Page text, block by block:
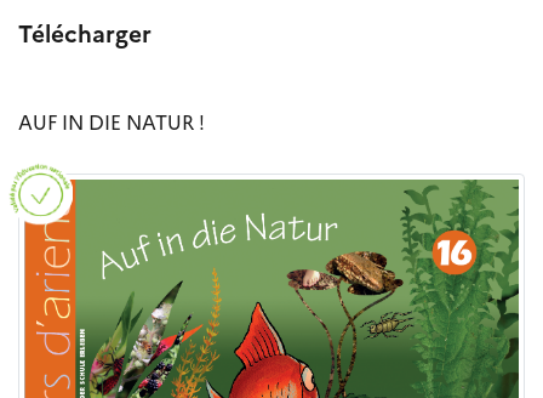
Télécharger
AUF IN DIE NATUR !